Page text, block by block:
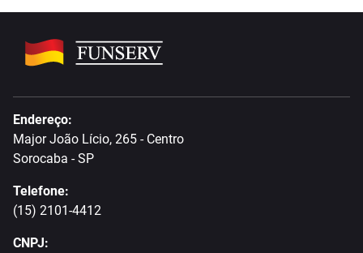
Endereço:
Major João Lício, 265 - Centro
Sorocaba - SP
Telefone:
(15) 2101-4412
CNPJ: